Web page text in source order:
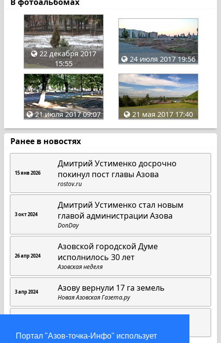
Портал "Азов-точка-Инфо" использует
22 декабря 2017
15:55
24 июля 2017 19:56
21 июля 2017 09:07 21 мая 2017 17:40
Ранее в новостях
15 янв 2026
Дмитрий Устименко досрочно
покинул пост главы Азова
rostov.ru
3 окт 2024
Дмитрий Устименко стал новым
главой администрации Азова
DonDay
26 апр 2024
Азовской городской Думе
исполнилось 30 лет
Азовская неделя
3 апр 2024 Азову вернули 17 га земель
Новая Азовская Газета.ру
Выпуск новостей от 30.01.2024